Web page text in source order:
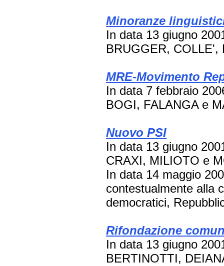
Minoranze
In data 13 giugno
BRUGGER,
MRE-Movimento
In data 7 febbraio
BOGI, FALANGA e
Nuovo PSI
In data 13 giugno
CRAXI, MILIOTO e
In data 14 maggio
contestualmente alla
democratici,
Rifondazione
In data 13 giugno
BERTINOTTI,